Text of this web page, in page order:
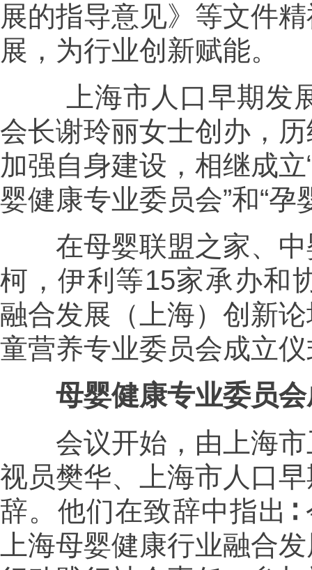
展的指导意见》等文件
展，为行业创新赋能。
上海市人口早期发展
会长谢玲丽女士创办，
加强自身建设，相继成
婴健康专业委员会”和“
在母婴联盟之家、中
柯，伊利等15家承办和
融合发展（上海）创新
童营养专业委员会成立
母婴健康专业委员
会议开始，由上海市
视员樊华、上海市人口
辞。他们在致辞中指出
上海母婴健康行业融合